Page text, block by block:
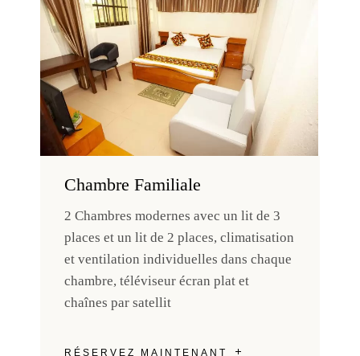
Chambre Familiale
2 Chambres modernes avec un lit de 3
places et un lit de 2 places, climatisation
et ventilation individuelles dans chaque
chambre, téléviseur écran plat et
chaînes par satellit
RÉSERVEZ MAINTENANT